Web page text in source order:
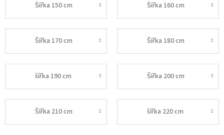
Šířka 150 cm Šířka 160 cm
Šířka 170 cm Šířka 180 cm
šířka 190 cm Šířka 200 cm
Šířka 210 cm šířka 220 cm